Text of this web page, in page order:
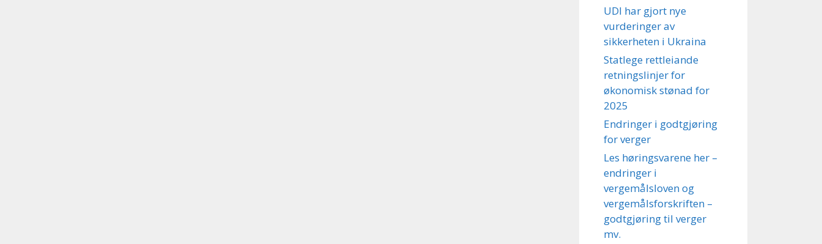
UDI har gjort nye
vurderinger av
sikkerheten i Ukraina
Statlege rettleiande
retningslinjer for
økonomisk stønad for
2025
Endringer i godtgjøring
for verger
Les høringsvarene her –
endringer i
vergemålsloven og
vergemålsforskriften –
godtgjøring til verger
mv.